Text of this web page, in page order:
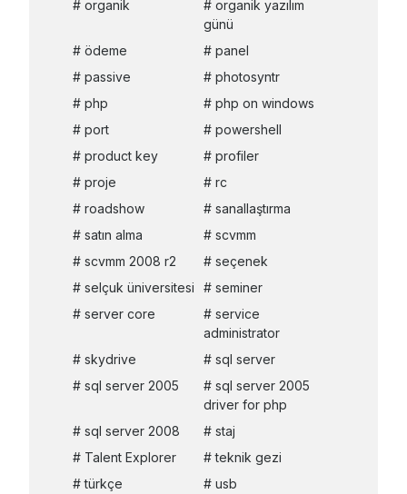
organik
organik yazılım
günü
ödeme
panel
passive
photosyntr
php
php on windows
port
powershell
product key
profiler
proje
rc
roadshow
sanallaştırma
satın alma
scvmm
scvmm 2008 r2
seçenek
selçuk üniversitesi
seminer
server core
service
administrator
skydrive
sql server
sql server 2005
sql server 2005
driver for php
sql server 2008
staj
Talent Explorer
teknik gezi
türkçe
usb